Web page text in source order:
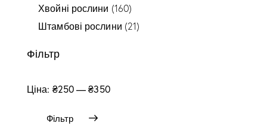
Хвойні рослини (160)
Штамбові рослини (21)
Фільтр
Фільтр
Ціна: ₴250 —₴350